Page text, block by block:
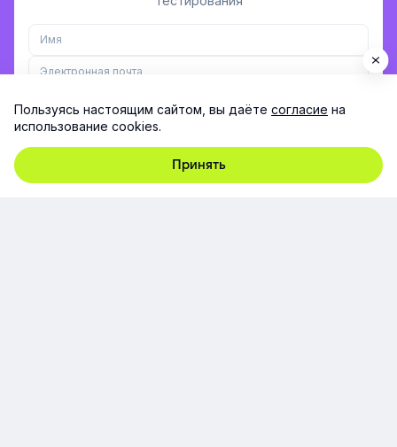
Заполняя форму, я принимаю согласие на
персональных данных
Пользуясь настоящим сайтом, вы даёте согласие на
использование cookies.
Принять